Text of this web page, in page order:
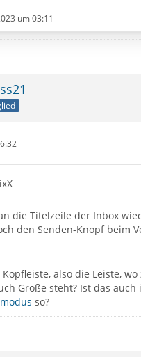
um 03:11
die Titelzeile der Inbox
den Senden-Knopf beim
also die Leiste, wo
Größe steht? Ist das auch
so?